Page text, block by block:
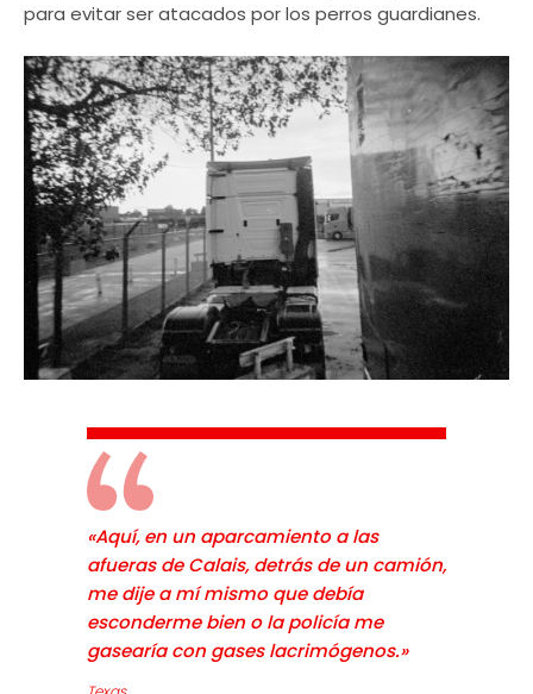
para evitar ser atacados por los perros guardianes.
«Aquí, en un aparcamiento a las
afueras de Calais, detrás de un camión,
me dije a mí mismo que debía
esconderme bien o la policía me
gasearía con gases lacrimógenos.»